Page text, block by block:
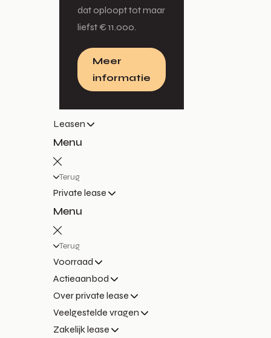
dat oploopt tot maar
liefst € 11.000.
Meer
informatie
Leasen
Menu
Terug
Private lease
Menu
Terug
Voorraad
Actieaanbod
Over private lease
Veelgestelde vragen
Zakelijk lease